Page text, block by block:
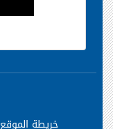
خريطة الموقع